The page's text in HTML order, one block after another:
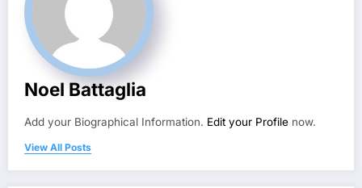
Noel Battaglia
Add your Biographical Information. Edit your Profile now.
View All Posts